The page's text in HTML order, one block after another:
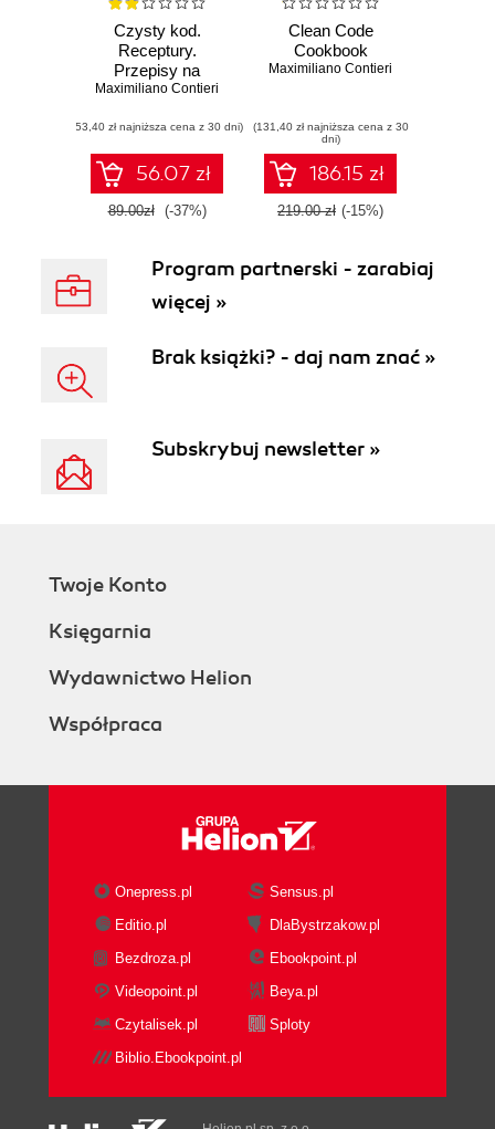
Czysty kod.
Receptury.
Przepisy na
poprawienie
Twojego kodu
Maximiliano Contieri
(53,40 zł najniższa cena z 30 dni)
56.07 zł
89.00zł (-37%)
Clean Code
Cookbook
Maximiliano Contieri
(131,40 zł najniższa cena z 30
dni)
186.15 zł
219.00 zł (-15%)
Program partnerski - zarabiaj
więcej »
Brak książki? - daj nam znać »
Subskrybuj newsletter »
Twoje Konto
Księgarnia
Wydawnictwo Helion
Współpraca
Onepress.pl
Sensus.pl
Editio.pl
DlaBystrzakow.pl
Bezdroza.pl
Ebookpoint.pl
Videopoint.pl
Beya.pl
Czytalisek.pl
Sploty
Biblio.Ebookpoint.pl